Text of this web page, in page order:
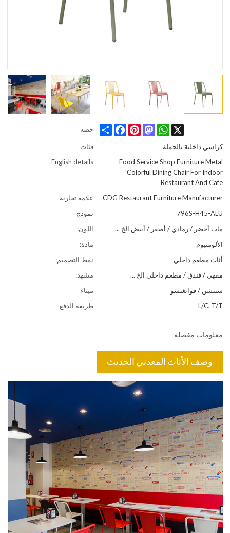
حصة Share
FacebookPinterest
Mastodon
WhatsApp X
فئات
كراسي داخلية بالجملة
English details
Food Service Shop Furniture Metal
Colorful Dining Chair For Indoor
Restaurant And Cafe
علامة تجارية
CDG Restaurant Furniture Manufacturer
نموذج
796S-H45-ALU
اللون:
مات أخضر / رمادي / أصفر / أبيض الخ ...
مادة:
الألومنيوم
نمط التصميم:
أثاث مطعم داخلي
مشهد:
مقهى / فندق / مطعم داخلي الخ ...
ميناء
شنتشن / قوانغتشو
طريقة الدفع
L/C, T/T
معلومات مفصلة
وصف الأثاث المعدني الحديث